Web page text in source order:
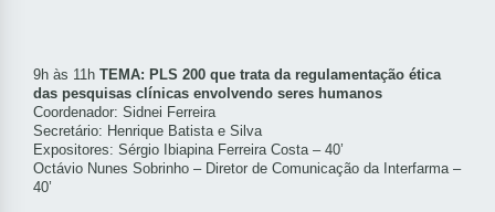
9h às 11h TEMA: PLS 200 que trata da regulamentação ética
das pesquisas clínicas envolvendo seres humanos
Coordenador: Sidnei Ferreira
Secretário: Henrique Batista e Silva
Expositores: Sérgio Ibiapina Ferreira Costa – 40’
Octávio Nunes Sobrinho – Diretor de Comunicação da Interfarma –
40’